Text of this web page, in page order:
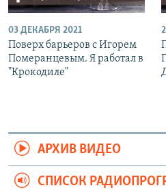
03 ДЕКАБРЯ 2021
Поверх барьеров с Игорем
Померанцевым. Я работал в
"Крокодиле"
АРХИВ ВИДЕО
СПИСОК